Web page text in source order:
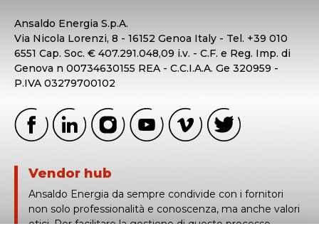
Ansaldo Energia S.p.A.
Via Nicola Lorenzi, 8 - 16152 Genoa Italy - Tel. +39 010
6551 Cap. Soc. € 407.291.048,09 i.v. - C.F. e Reg. Imp. di
Genova n 00734630155 REA - C.C.I.A.A. Ge 320959 -
P.IVA 03279700102
Vendor hub
Ansaldo Energia da sempre condivide con i fornitori
non solo professionalità e conoscenza, ma anche valori
etici. Per facilitare la gestione di questo processo,